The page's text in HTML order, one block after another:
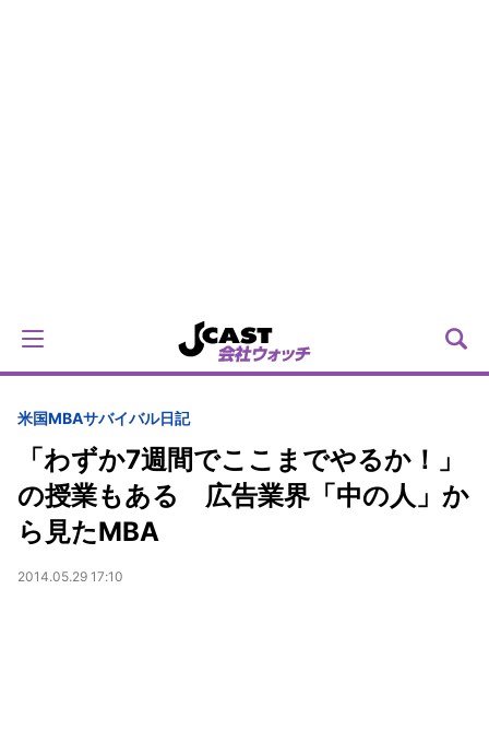
米国MBAサバイバル日記
「わずか7週間でここまでやるか！」
の授業もある 広告業界「中の人」か
ら見たMBA
2014.05.29 17:10